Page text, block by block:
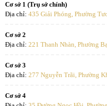
Cơ sở 1 (Trụ sở chính)
Địa chỉ: 435 Giải Phóng, Phường
Cơ sở 2
Địa chỉ: 221 Thanh Nhàn, Phường
Cơ sở 3
Địa chỉ: 277 Nguyễn Trãi, Phường
Cơ sở 4